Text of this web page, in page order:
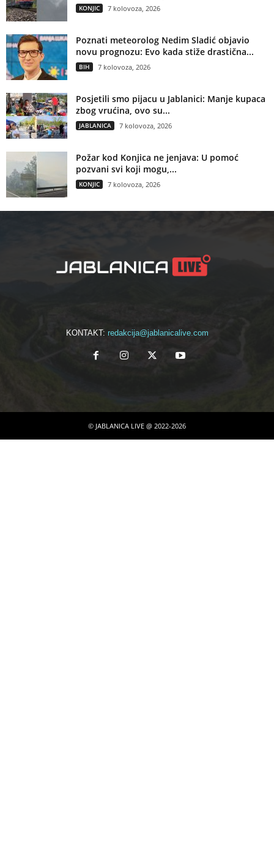
KONJIC 7 kolovoza, 2026
Poznati meteorolog Nedim Sladić objavio
novu prognozu: Evo kada stiže drastična...
BIH 7 kolovoza, 2026
Posjetili smo pijacu u Jablanici: Manje kupaca
zbog vrućina, ovo su...
JABLANICA 7 kolovoza, 2026
Požar kod Konjica ne jenjava: U pomoć
pozvani svi koji mogu,...
KONJIC 7 kolovoza, 2026
KONTAKT: redakcija@jablanicalive.com
© JABLANICA LIVE @ 2022-2026